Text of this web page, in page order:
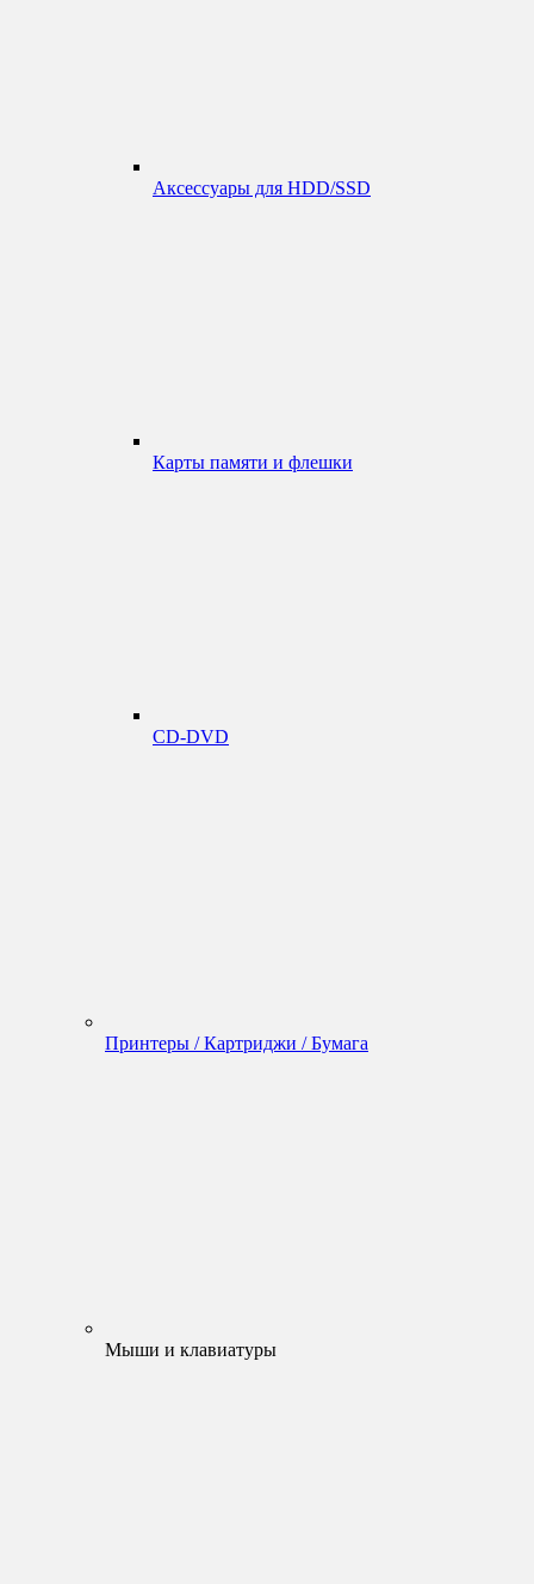
Аксессуары для HDD/SSD
Карты памяти и флешки
CD-DVD
Принтеры / Картриджи / Бумага
Мыши и клавиатуры